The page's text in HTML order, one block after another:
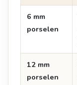
6 mm
porselen
12 mm
porselen